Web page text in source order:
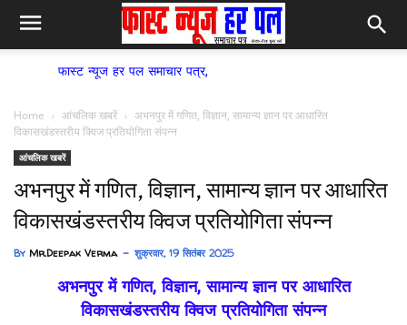
न्यूज हर पल समाचार पत्र,
Home आंचलिक खबरें
अभनपुर में गणित, विज्ञान, सामान्य ज्ञान पर आधारित
विकासखंडस्तरीय क्विज प्रतियोगिता संपन्न
आंचलिक खबरें
अभनपुर में गणित, विज्ञान, सामान्य ज्ञान पर आधारित
विकासखंडस्तरीय क्विज प्रतियोगिता संपन्न
By Mr.Deepak Verma शुक्रवार, 19 सितंबर 2025
अभनपुर में गणित, विज्ञान, सामान्य ज्ञान पर आधारित
विकासखंडस्तरीय क्विज प्रतियोगिता संपन्न